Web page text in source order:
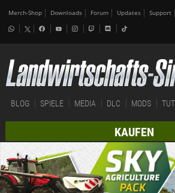
Merch-Shop Downloads Forum Updates Support
BLOG SPIELE MEDIA DLC MODS
KAUFEN